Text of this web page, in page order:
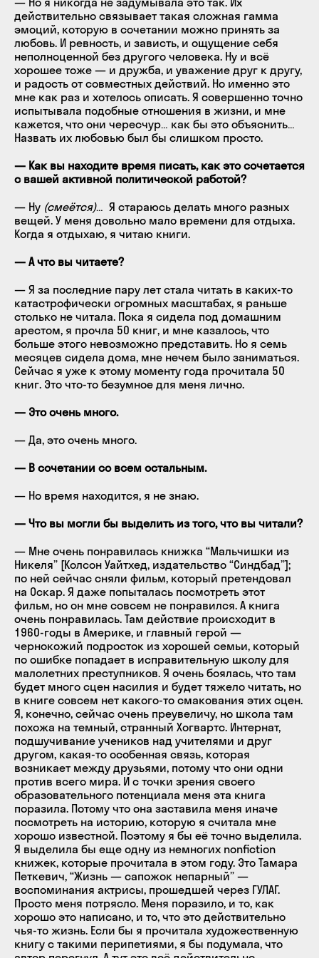
действительно связывает такая сложная гамма
эмоций, которую в сочетании можно принять за
любовь. И ревность, и зависть, и ощущение себя
неполноценной без другого человека. Ну и всё
хорошее тоже — и дружба, и уважение друг к другу,
и радость от совместных действий. Но именно это
мне как раз и хотелось описать. Я совершенно точно
испытывала подобные отношения в жизни, и мне
кажется, что они чересчур… как бы это объяснить…
Назвать их любовью был бы слишком просто.
— Как вы находите время писать, как это сочетается
с вашей активной политической работой?
— Ну (смеётся)… Я стараюсь делать много разных
вещей. У меня довольно мало времени для отдыха.
Когда я отдыхаю, я читаю книги.
— А что вы читаете?
— Я за последние пару лет стала читать в каких-то
катастрофически огромных масштабах, я раньше
столько не читала. Пока я сидела под домашним
арестом, я прочла 50 книг, и мне казалось, что
больше этого невозможно представить. Но я семь
месяцев сидела дома, мне нечем было заниматься.
Сейчас я уже к этому моменту года прочитала 50
книг. Это что-то безумное для меня лично.
— Это очень много.
— Да, это очень много.
— В сочетании со всем остальным.
— Но время находится, я не знаю.
— Что вы могли бы выделить из того, что вы читали?
— Мне очень понравилась книжка “Мальчишки из
Никеля” [Колсон Уайтхед, издательство “Синдбад”];
по ней сейчас сняли фильм, который претендовал
на Оскар. Я даже попыталась посмотреть этот
фильм, но он мне совсем не понравился. А книга
очень понравилась. Там действие происходит в
1960-годы в Америке, и главный герой —
чернокожий подросток из хорошей семьи, который
по ошибке попадает в исправительную школу для
малолетних преступников. Я очень боялась, что там
будет много сцен насилия и будет тяжело читать, но
в книге совсем нет какого-то смакования этих сцен.
Я, конечно, сейчас очень преувеличу, но школа там
похожа на темный, странный Хогвартс. Интернат,
подшучивание учеников над учителями и друг
другом, какая-то особенная связь, которая
возникает между друзьями, потому что они одни
против всего мира. И с точки зрения своего
образовательного потенциала меня эта книга
поразила. Потому что она заставила меня иначе
посмотреть на историю, которую я считала мне
хорошо известной. Поэтому я бы её точно выделила.
Я выделила бы еще одну из немногих nonfiction
книжек, которые прочитала в этом году. Это Тамара
Петкевич, “Жизнь — сапожок непарный” —
воспоминания актрисы, прошедшей через ГУЛАГ.
Просто меня потрясло. Меня поразило, и то, как
хорошо это написано, и то, что это действительно
чья-то жизнь. Если бы я прочитала художественную
книгу с такими перипетиями, я бы подумала, что